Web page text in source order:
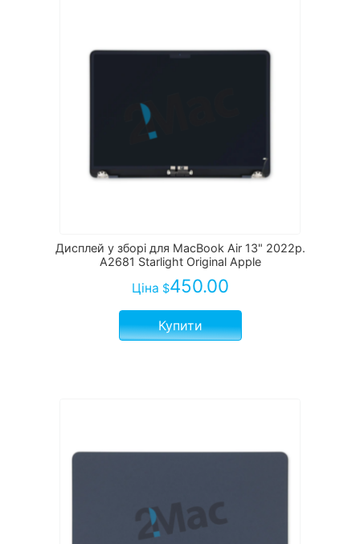
Дисплей у зборі для MacBook Air 13" 2022р.
A2681 Starlight Original Apple
Ціна $450.00
Купити